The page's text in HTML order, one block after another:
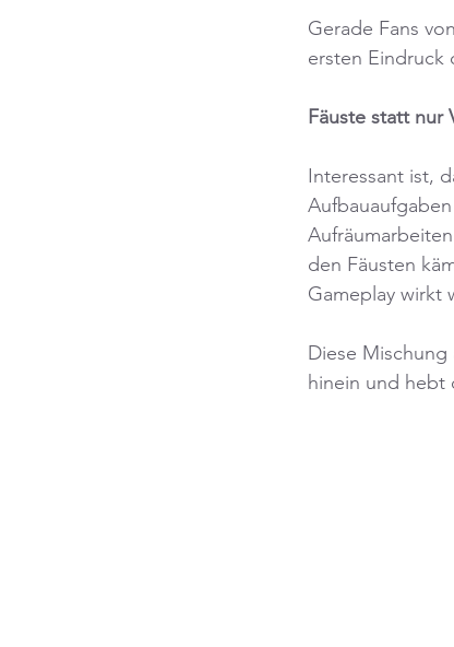
Gerade Fans
ersten Eindruck
Fäuste statt nur
Interessant ist,
den Fäusten
Gameplay wirkt
Diese
hinein und hebt